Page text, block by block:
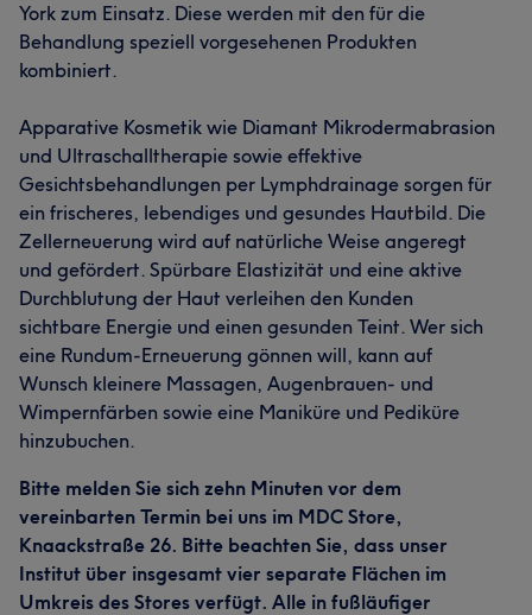
York zum Einsatz. Diese werden mit den für die
Behandlung speziell vorgesehenen Produkten
kombiniert.
Apparative Kosmetik wie Diamant Mikrodermabrasion
und Ultraschalltherapie sowie effektive
Gesichtsbehandlungen per Lymphdrainage sorgen für
ein frischeres, lebendiges und gesundes Hautbild. Die
Zellerneuerung wird auf natürliche Weise angeregt
und gefördert. Spürbare Elastizität und eine aktive
Durchblutung der Haut verleihen den Kunden
sichtbare Energie und einen gesunden Teint. Wer sich
eine Rundum-Erneuerung gönnen will, kann auf
Wunsch kleinere Massagen, Augenbrauen- und
Wimpernfärben sowie eine Maniküre und Pediküre
hinzubuchen.
Bitte melden Sie sich zehn Minuten vor dem
vereinbarten Termin bei uns im MDC Store,
Knaackstraße 26. Bitte beachten Sie, dass unser
Institut über insgesamt vier separate Flächen im
Umkreis des Stores verfügt. Alle in fußläufiger